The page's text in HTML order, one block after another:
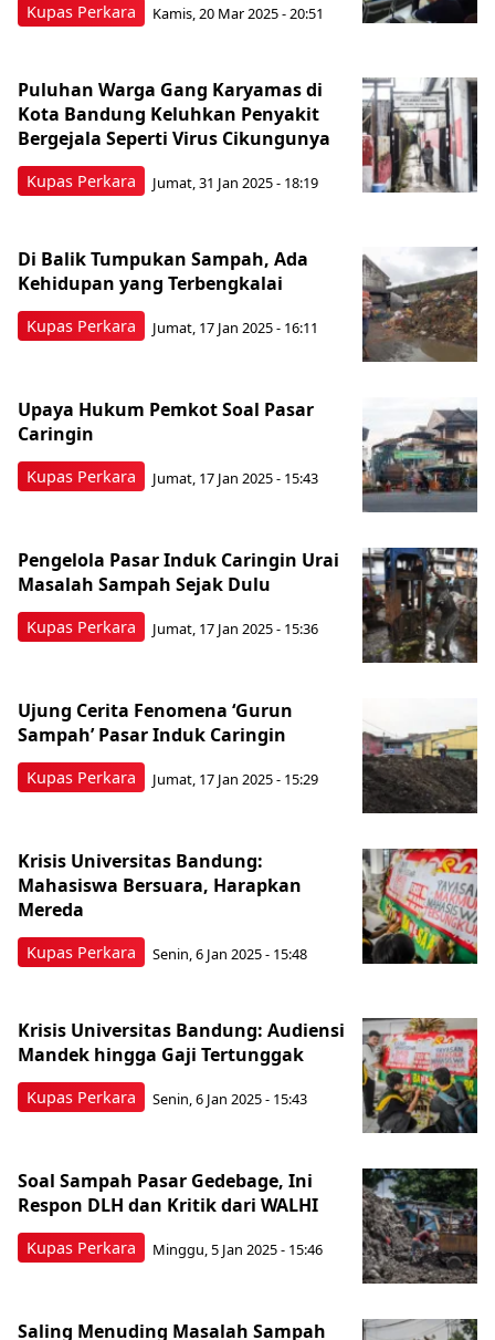
Kupas Perkara Kamis, 20 Mar 2025 - 20:51
Kupas Perkara
Puluhan Warga Gang Karyamas di
Kota Bandung Keluhkan Penyakit
Bergejala Seperti Virus Cikungunya
Jumat, 31 Jan 2025 - 18:19
Kupas Perkara
Di Balik Tumpukan Sampah, Ada
Kehidupan yang Terbengkalai
Jumat, 17 Jan 2025 - 16:11
Kupas Perkara
Upaya Hukum Pemkot Soal Pasar
Caringin
Jumat, 17 Jan 2025 - 15:43
Kupas Perkara
Pengelola Pasar Induk Caringin Urai
Masalah Sampah Sejak Dulu
Jumat, 17 Jan 2025 - 15:36
Kupas Perkara
Ujung Cerita Fenomena ‘Gurun
Sampah’ Pasar Induk Caringin
Jumat, 17 Jan 2025 - 15:29
Kupas Perkara
Krisis Universitas Bandung:
Mahasiswa Bersuara, Harapkan
Mereda
Senin, 6 Jan 2025 - 15:48
Kupas Perkara
Krisis Universitas Bandung: Audiensi
Mandek hingga Gaji Tertunggak
Senin, 6 Jan 2025 - 15:43
Kupas Perkara
Soal Sampah Pasar Gedebage, Ini
Respon DLH dan Kritik dari WALHI
Minggu, 5 Jan 2025 - 15:46
Saling Menuding Masalah Sampah